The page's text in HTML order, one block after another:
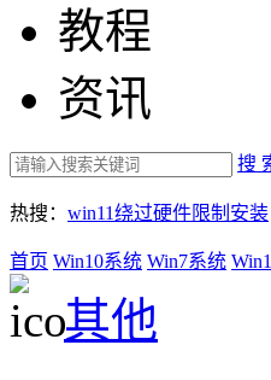
教程
资讯
搜
热搜： win11绕过硬件限制安装
首页 Win10系统 Win7系统
其他